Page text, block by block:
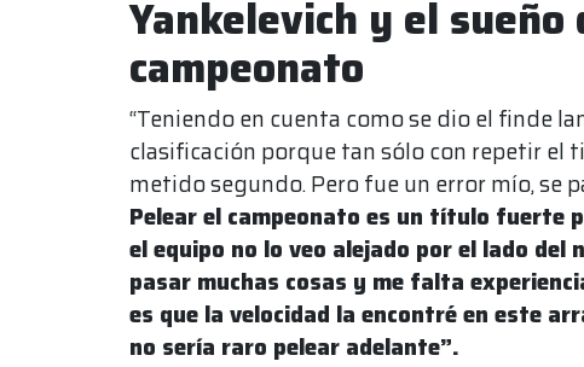
Yankelevich y el
campeonato
“Teniendo en cuenta como se dio el finde
clasificación porque tan sólo con repetir el
metido segundo. Pero fue un error mío, se
Pelear el campeonato es un título fuerte
el equipo no lo veo alejado por el lado
pasar muchas cosas y me falta
es que la velocidad la encontré en este
no sería raro pelear adelante”.